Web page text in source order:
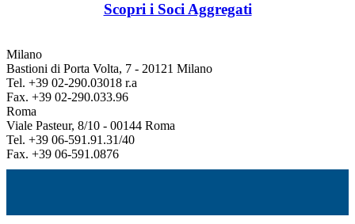
Scopri i Soci Aggregati
Milano
Bastioni di Porta Volta, 7 - 20121 Milano
Tel. +39 02-290.03018 r.a
Fax. +39 02-290.033.96
Roma
Viale Pasteur, 8/10 - 00144 Roma
Tel. +39 06-591.91.31/40
Fax. +39 06-591.0876